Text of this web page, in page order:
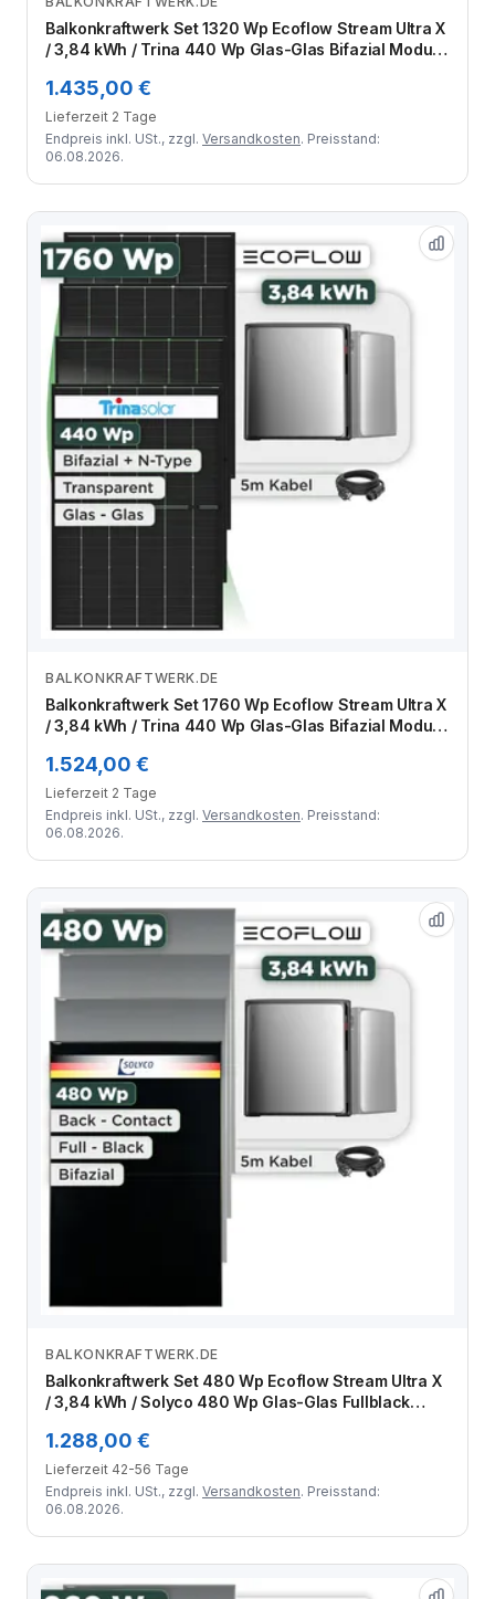
Zum Angebot
Balkonkraftwerk Set 1320 Wp Ecoflow Stream Ultra X
/ 3,84 kWh / Trina 440 Wp Glas-Glas Bifazial Modul /
1.435,00 €
Lieferzeit 2 Tage
Endpreis inkl. USt., zzgl. Versandkosten. Preisstand:
06.08.2026.
Zum Angebot
BALKONKRAFTWERK.DE
Balkonkraftwerk Set 1760 Wp Ecoflow Stream Ultra X
/ 3,84 kWh / Trina 440 Wp Glas-Glas Bifazial Modul /
1.524,00 €
Lieferzeit 2 Tage
Endpreis inkl. USt., zzgl. Versandkosten. Preisstand:
06.08.2026.
Zum Angebot
BALKONKRAFTWERK.DE
Balkonkraftwerk Set 480 Wp Ecoflow Stream Ultra X
/ 3,84 kWh / Solyco 480 Wp Glas-Glas Fullblack
m
1.288,00 €
Lieferzeit 42-56 Tage
Endpreis inkl. USt., zzgl. Versandkosten. Preisstand:
06.08.2026.